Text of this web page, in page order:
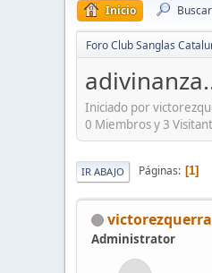
Inicio Buscar
Foro Club Sanglas
Iniciado por
0 Miembros y 3
IR ABAJO Páginas 1
victorezquerra
Administrator